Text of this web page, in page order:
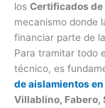
los Certificados de
mecanismo donde
financiar parte de
Para tramitar todo
técnico, es
de aislamientos en
Villablino, Fabero,